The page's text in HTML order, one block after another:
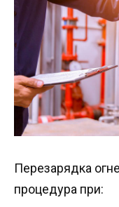
Перезарядка
процедура при: